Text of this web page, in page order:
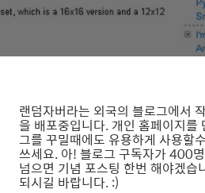
랜덤자버라는 외국의 블로그에서
을 배포중입니다. 개인 홈페이지를
그를 꾸밀때에도 유용하게 사용할
쓰세요. 아! 블로그 구독자가 400
넘으면 기념 포스팅 한번 해야겠습
되시길 바랍니다. :)